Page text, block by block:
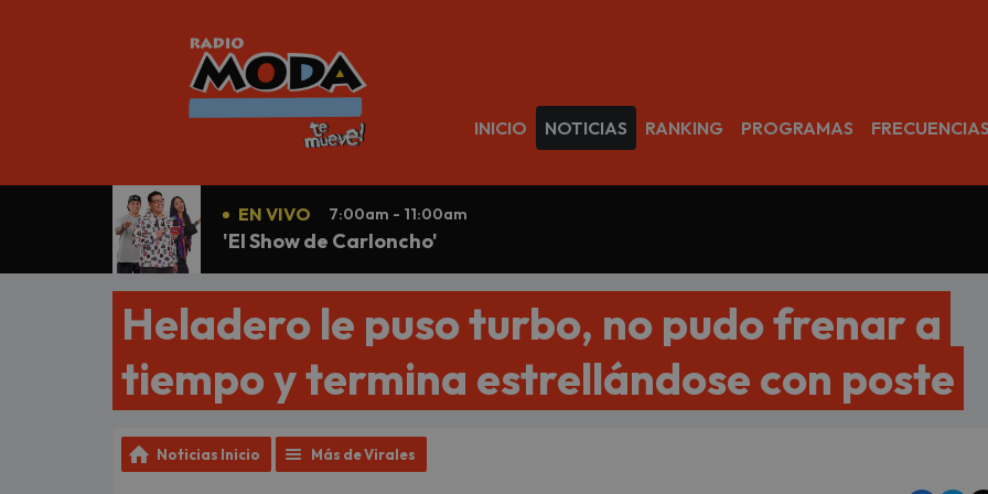
INICIO NOTICIAS RANKING PROGRAMAS FRECUENCIAS
EN VIVO 7:00am - 11:00am
'El Show de Carloncho'
Heladero le puso turbo, no pudo frenar a
tiempo y termina estrellándose con poste
Noticias Inicio Más de Virales